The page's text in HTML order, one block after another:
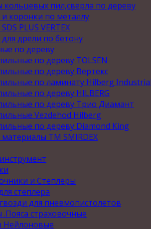
кольцевых пил,сверла по дереву
коронки по металлу
PLUS VERTEX
дрели по бетону
по дереву
по дереву TOLSEN
по дереву Вертекс
по ламинату Hilberg
по дереву HILBERG
по дереву Трио Диамант
Vezdehod Hilberg
по дереву Diamond King
ТМ SMIRDEX
и Степлеры
степлера
для пневмопистолетов
страховочные
Нейлоновые